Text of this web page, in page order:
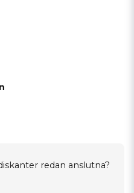
redan anslutna?